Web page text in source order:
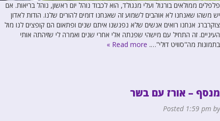
פלפלים ממולאים בורגול ועלי מנגולד, הוא לכבוד נוהל יום ראשון, נוהל בריאות. אם
יש משהו שאנחנו לא אוהבים לשמוע זה שאנחנו דומים להורים שלנו. הודות לאדון
צוקרברג אנחנו רואים אנשים שלא נפגשנו איתם שנים ופתאום הם קופצים לנו מול
העיניים. זה התחיל עם מישהי שפנתה אלי אחרי שנים ואמרה לי שזיהתה אותי
בתמונות מה"סוויט דוּלי"…. Read more »
מנסף – אורז עם בשר
Posted 1:59 pm by